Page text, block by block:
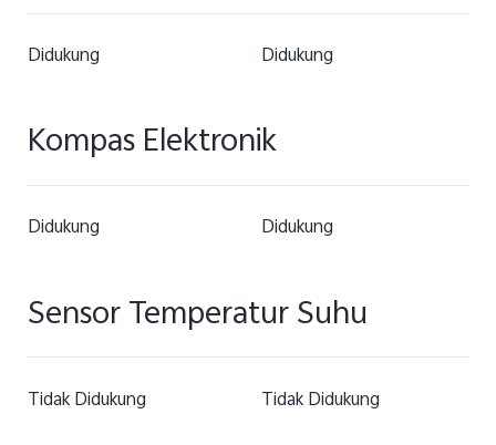
Didukung Didukung
Kompas Elektronik
Didukung Didukung
Sensor Temperatur Suhu
Tidak Didukung Tidak Didukung